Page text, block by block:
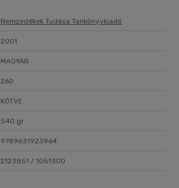
Nemzedékek Tudása Tankönyvkiadó
2001
MAGYAR
260
KÖTVE
540 gr
9789631923964
2123851 / 1051300